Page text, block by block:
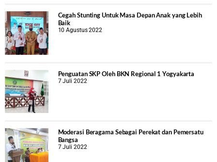
Cegah Stunting Untuk Masa Depan Anak yang Lebih
Baik
10 Agustus 2022
Penguatan SKP Oleh BKN Regional 1 Yogyakarta
7 Juli 2022
Moderasi Beragama Sebagai Perekat dan Pemersatu
Bangsa
7 Juli 2022